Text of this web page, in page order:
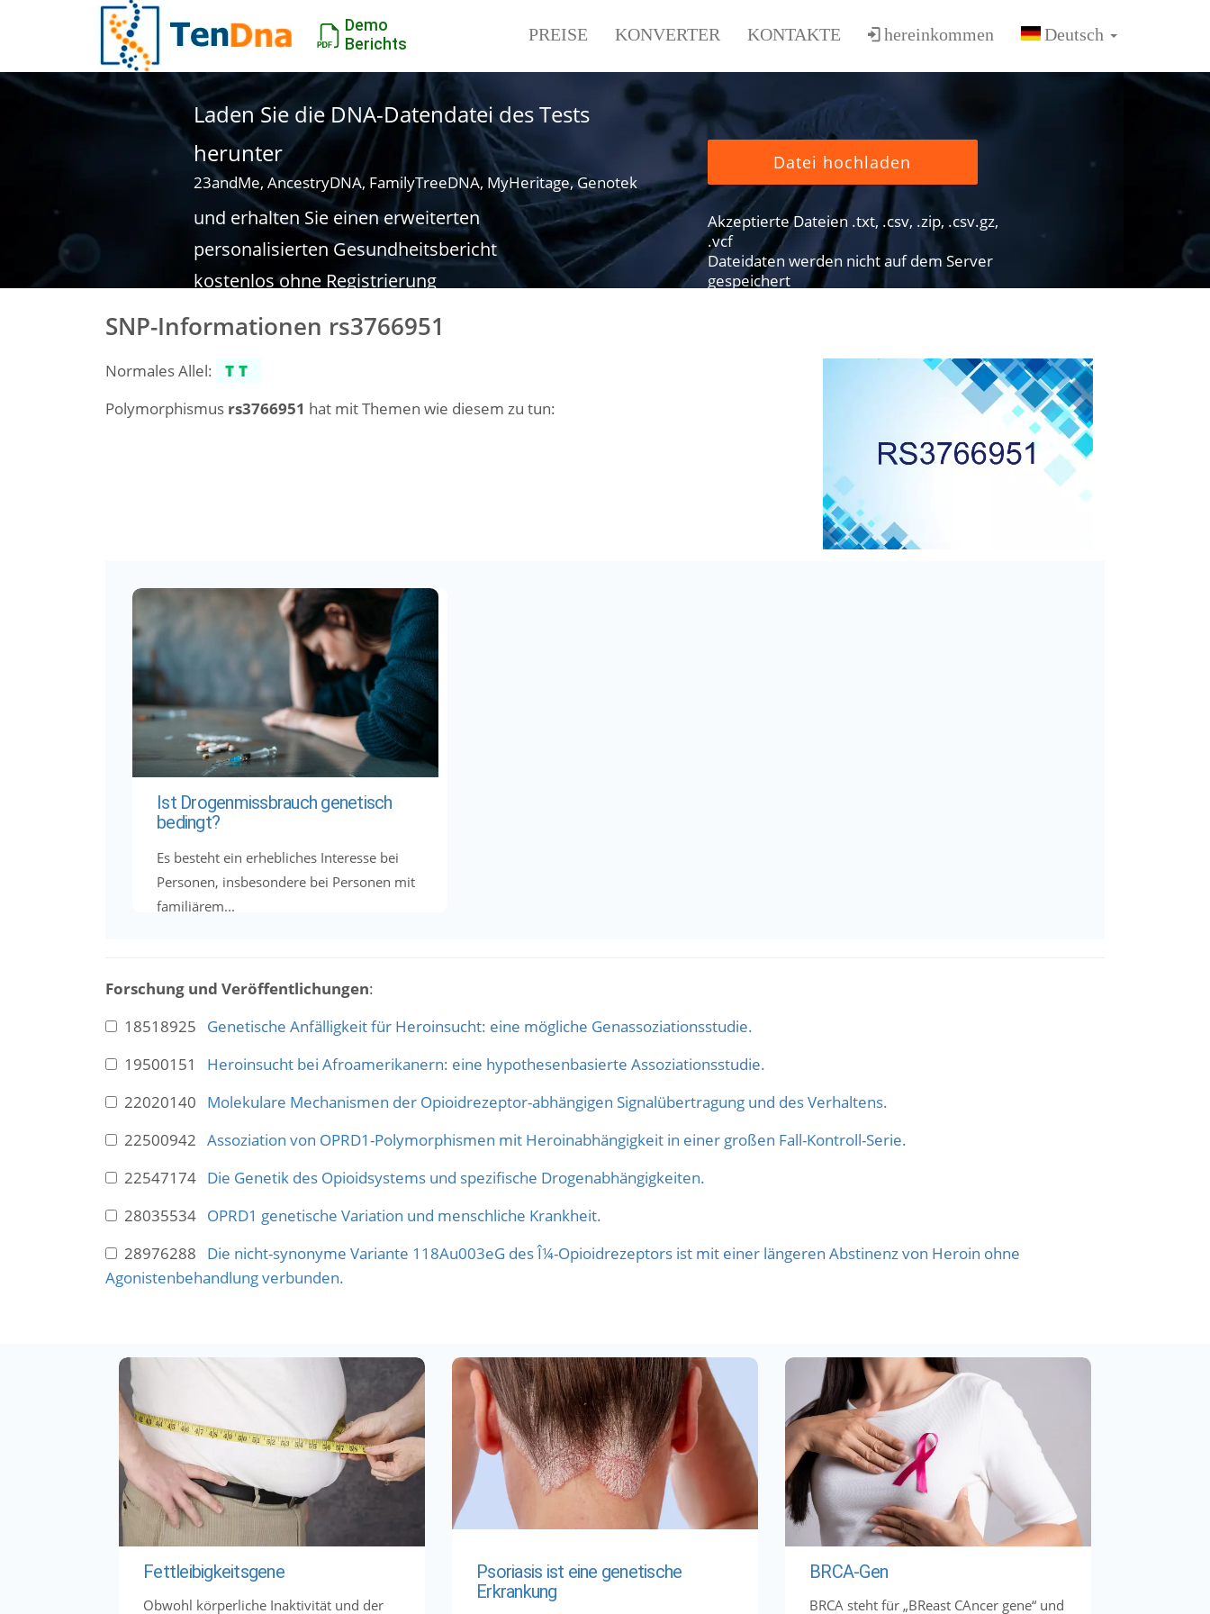
Demo
Berichts
PREISE KONVERTER KONTAKTE hereinkommen
Laden Sie die DNA-Datendatei des Tests
herunter
23andMe, AncestryDNA, FamilyTreeDNA, MyHeritage, Genotek
und erhalten Sie einen erweiterten
personalisierten Gesundheitsbericht
kostenlos ohne Registrierung
Datei hochladen
Akzeptierte Dateien .txt, .csv, .zip, .csv.gz,
.vcf
Dateidaten werden nicht auf dem Server
gespeichert
SNP-Informationen rs3766951
Normales Allel:
TT
Polymorphismus rs3766951 hat mit Themen wie diesem zu tun:
Ist Drogenmissbrauch genetisch
bedingt?
Es besteht ein erhebliches Interesse bei
Personen, insbesondere bei Personen mit
familiärem...
Forschung und Veröffentlichungen:
18518925 Genetische Anfälligkeit für Heroinsucht: eine mögliche Genassoziationsstudie.
19500151 Heroinsucht bei Afroamerikanern: eine hypothesenbasierte Assoziationsstudie.
22020140 Molekulare Mechanismen der Opioidrezeptor-abhängigen Signalübertragung und des Verhaltens.
22500942 Assoziation von OPRD1-Polymorphismen mit Heroinabhängigkeit in einer großen Fall-Kontroll-Serie.
22547174 Die Genetik des Opioidsystems und spezifische Drogenabhängigkeiten.
28035534 OPRD1 genetische Variation und menschliche Krankheit.
28976288 Die nicht-synonyme Variante 118Au003eG des Î¼-Opioidrezeptors ist mit einer längeren Abstinenz von Heroin ohne
Agonistenbehandlung verbunden.
Fettleibigkeitsgene
Obwohl körperliche Inaktivität und der
Psoriasis ist eine genetische
Erkrankung
BRCA-Gen
BRCA steht für „BReast CAncer gene“ und